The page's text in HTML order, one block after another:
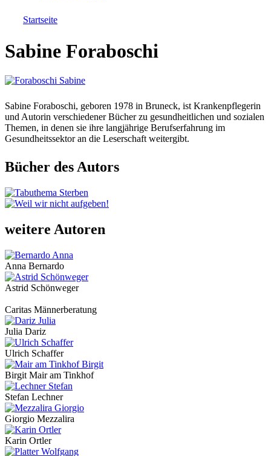
Startseite
Sabine Foraboschi
Sabine Foraboschi, geboren 1978 in Bruneck, ist Krankenpflegerin
und Autorin verschiedener Bücher zu gesundheitlichen und sozialen
Themen, in denen sie ihre langjährige Berufserfahrung im
Gesundheitssektor an die Leserschaft weitergibt.
Bücher des Autors
weitere Autoren
Anna Bernardo
Astrid Schönweger
Caritas Männerberatung
Julia Dariz
Ulrich Schaffer
Birgit Mair am Tinkhof
Stefan Lechner
Giorgio Mezzalira
Karin Ortler